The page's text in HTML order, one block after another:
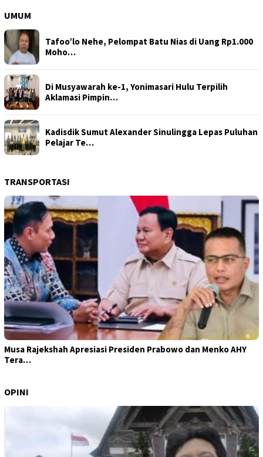
UMUM
Tafoo’lo Nehe, Pelompat Batu Nias di Uang Rp1.000
Moho…
Di Musyawarah ke-1, Yonimasari Hulu Terpilih
Aklamasi Pimpin…
Kadisdik Sumut Alexander Sinulingga Lepas Puluhan
Pelajar Te…
TRANSPORTASI
Musa Rajekshah Apresiasi Presiden Prabowo dan Menko AHY
Tera…
OPINI